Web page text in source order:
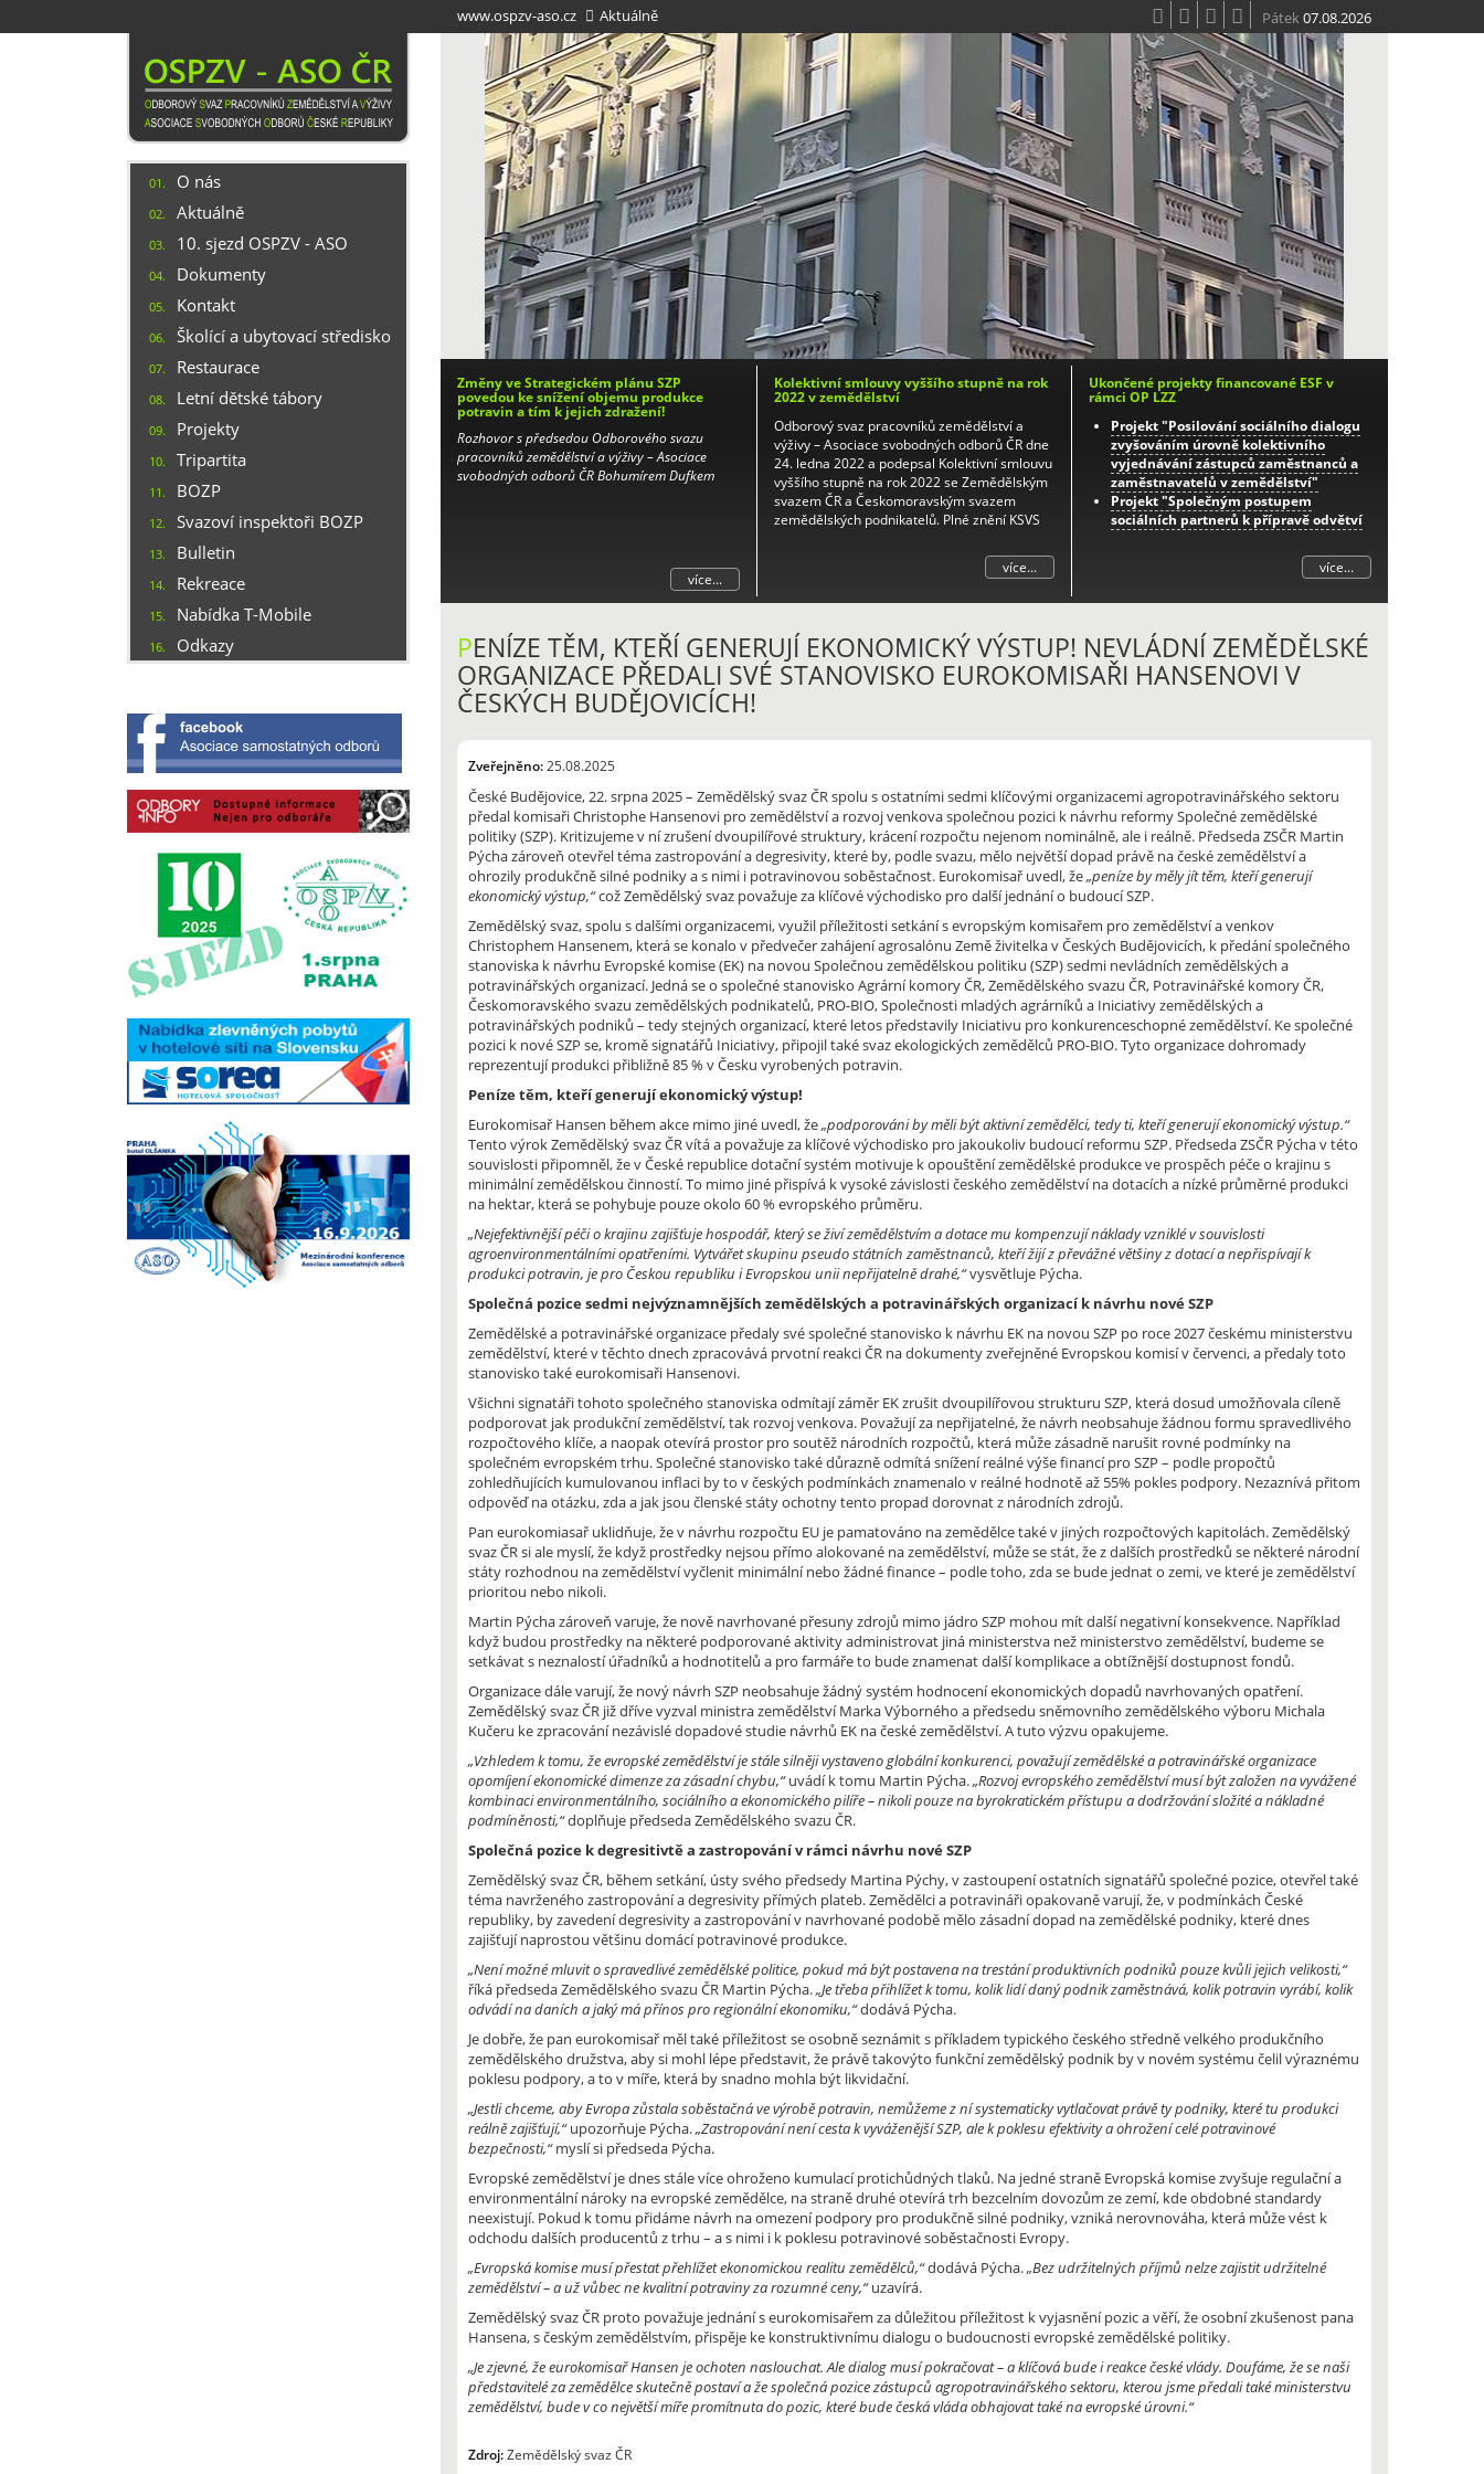
k
www.ospzv-aso.cz Aktuálně Pátek07.08.2026
01. O nás
02. Aktuálně
03. 10. sjezd OSPZV - ASO
04. Dokumenty
05. Kontakt
06. Školící a ubytovací středisko
07. Restaurace
08. Letní dětské tábory
09. Projekty
10. Tripartita
11. BOZP
12. Svazoví inspektoři BOZP
13. Bulletin
14. Rekreace
15. Nabídka T-Mobile
16. Odkazy
Změny ve Strategickém plánu SZP
povedou ke snížení objemu produkce
potravin a tím k jejich zdražení!
Rozhovor s předsedou Odborového svazu
pracovníků zemědělství a výživy – Asociace
svobodných odborů ČR Bohumírem Dufkem
více...
Kolektivní smlouvy vyššího stupně na rok
2022 v zemědělství
Odborový svaz pracovníků zemědělství a
výživy – Asociace svobodných odborů ČR dne
24. ledna 2022 a podepsal Kolektivní smlouvu
vyššího stupně na rok 2022 se Zemědělským
svazem ČR a Českomoravským svazem
zemědělských podnikatelů. Plné znění KSVS
více...
Ukončené projekty financované ESF v
rámci OP LZZ
Projekt "Posilování sociálního dialogu
zvyšováním úrovně kolektivního
vyjednávání zástupců zaměstnanců a
zaměstnavatelů v zemědělství"
Projekt "Společným postupem
sociálních partnerů k přípravě odvětví
Další informace k tomuto projektu
zemědělství do roku 2033
Projekt "Posilování sociálního dialogu
prostřednictvím integrovaného
služeb"
Projekt „Nový občanský zákoník ve
vazbě na zákoník práce a úpravu
pracovněprávních vztahů“
více...
PENÍZE TĚM, KTEŘÍ GENERUJÍ EKONOMICKÝ VÝSTUP! NEVLÁDNÍ ZEMĚDĚLSKÉ
ORGANIZACE PŘEDALI SVÉ STANOVISKO EUROKOMISAŘI HANSENOVI V
ČESKÝCH BUDĚJOVICÍCH!
Zveřejněno:25.08.2025
České Budějovice, 22. srpna 2025 – Zemědělský svaz ČR spolu s ostatními sedmi klíčovými organizacemi agropotravinářského sektoru
předal komisaři Christophe Hansenovi pro zemědělství a rozvoj venkova společnou pozici k návrhu reformy Společné zemědělské
politiky (SZP). Kritizujeme v ní zrušení dvoupilířové struktury, krácení rozpočtu nejenom nominálně, ale i reálně. Předseda ZSČR Martin
Pýcha zároveň otevřel téma zastropování a degresivity, které by, podle svazu, mělo největší dopad právě na české zemědělství a
ohrozily produkčně silné podniky a s nimi i potravinovou soběstačnost. Eurokomisař uvedl, že„peníze by měly jít těm, kteří generují
ekonomický výstup,“což Zemědělský svaz považuje za klíčové východisko pro další jednání o budoucí SZP.
Zemědělský svaz, spolu s dalšími organizacemi, využil příležitosti setkání s evropským komisařem pro zemědělství a venkov
Christophem Hansenem, která se konalo v předvečer zahájení agrosalónu Země živitelka v Českých Budějovicích, k předání společného
stanoviska k návrhu Evropské komise (EK) na novou Společnou zemědělskou politiku (SZP) sedmi nevládních zemědělských a
potravinářských organizací. Jedná se o společné stanovisko Agrární komory ČR, Zemědělského svazu ČR, Potravinářské komory ČR,
Českomoravského svazu zemědělských podnikatelů, PRO-BIO, Společnosti mladých agrárníků a Iniciativy zemědělských a
potravinářských podniků – tedy stejných organizací, které letos představily Iniciativu pro konkurenceschopné zemědělství. Ke společné
pozici k nové SZP se, kromě signatářů Iniciativy, připojil také svaz ekologických zemědělců PRO-BIO. Tyto organizace dohromady
reprezentují produkci přibližně 85 % v Česku vyrobených potravin.
Peníze těm, kteří generují ekonomický výstup!
Eurokomisař Hansen během akce mimo jiné uvedl, že„podporováni by měli být aktivní zemědělci, tedy ti, kteří generují ekonomický výstup.“
Tento výrok Zemědělský svaz ČR vítá a považuje za klíčové východisko pro jakoukoliv budoucí reformu SZP. Předseda ZSČR Pýcha v této
souvislosti připomněl, že v České republice dotační systém motivuje k opouštění zemědělské produkce ve prospěch péče o krajinu s
minimální zemědělskou činností. To mimo jiné přispívá k vysoké závislosti českého zemědělství na dotacích a nízké průměrné produkci
na hektar, která se pohybuje pouze okolo 60 % evropského průměru.
„Nejefektivnější péči o krajinu zajišťuje hospodář, který se živí zemědělstvím a dotace mu kompenzují náklady vzniklé v souvislosti
agroenvironmentálními opatřeními. Vytvářet skupinu pseudo státních zaměstnanců, kteří žijí z převážné většiny z dotací a nepřispívají k
produkci potravin, je pro Českou republiku i Evropskou unii nepřijatelně drahé,“vysvětluje Pýcha.
Společná pozice sedmi nejvýznamnějších zemědělských a potravinářských organizací k návrhu nové SZP
Zemědělské a potravinářské organizace předaly své společné stanovisko k návrhu EK na novou SZP po roce 2027 českému ministerstvu
zemědělství, které v těchto dnech zpracovává prvotní reakci ČR na dokumenty zveřejněné Evropskou komisí v červenci, a předaly toto
stanovisko také eurokomisaři Hansenovi.
Všichni signatáři tohoto společného stanoviska odmítají záměr EK zrušit dvoupilířovou strukturu SZP, která dosud umožňovala cíleně
podporovat jak produkční zemědělství, tak rozvoj venkova. Považují za nepřijatelné, že návrh neobsahuje žádnou formu spravedlivého
rozpočtového klíče, a naopak otevírá prostor pro soutěž národních rozpočtů, která může zásadně narušit rovné podmínky na
společném evropském trhu. Společné stanovisko také důrazně odmítá snížení reálné výše financí pro SZP – podle propočtů
zohledňujících kumulovanou inflaci by to v českých podmínkách znamenalo v reálné hodnotě až 55% pokles podpory. Nezaznívá přitom
odpověď na otázku, zda a jak jsou členské státy ochotny tento propad dorovnat z národních zdrojů.
Pan eurokomiasař uklidňuje, že v návrhu rozpočtu EU je pamatováno na zemědělce také v jiných rozpočtových kapitolách. Zemědělský
svaz ČR si ale myslí, že když prostředky nejsou přímo alokované na zemědělství, může se stát, že z dalších prostředků se některé národní
státy rozhodnou na zemědělství vyčlenit minimální nebo žádné finance – podle toho, zda se bude jednat o zemi, ve které je zemědělství
prioritou nebo nikoli.
Martin Pýcha zároveň varuje, že nově navrhované přesuny zdrojů mimo jádro SZP mohou mít další negativní konsekvence. Například
když budou prostředky na některé podporované aktivity administrovat jiná ministerstva než ministerstvo zemědělství, budeme se
setkávat s neznalostí úřadníků a hodnotitelů a pro farmáře to bude znamenat další komplikace a obtížnější dostupnost fondů.
Organizace dále varují, že nový návrh SZP neobsahuje žádný systém hodnocení ekonomických dopadů navrhovaných opatření.
Zemědělský svaz ČR již dříve vyzval ministra zemědělství Marka Výborného a předsedu sněmovního zemědělského výboru Michala
Kučeru ke zpracování nezávislé dopadové studie návrhů EK na české zemědělství. A tuto výzvu opakujeme.
„Vzhledem k tomu, že evropské zemědělství je stále silněji vystaveno globální konkurenci, považují zemědělské a potravinářské organizace
opomíjení ekonomické dimenze za zásadní chybu,“uvádí k tomu Martin Pýcha.„Rozvoj evropského zemědělství musí být založen na vyvážené
kombinaci environmentálního, sociálního a ekonomického pilíře – nikoli pouze na byrokratickém přístupu a dodržování složité a nákladné
podmíněnosti,“doplňuje předseda Zemědělského svazu ČR.
Společná pozice k degresitivtě a zastropování v rámci návrhu nové SZP
Zemědělský svaz ČR, během setkání, ústy svého předsedy Martina Pýchy, v zastoupení ostatních signatářů společné pozice, otevřel také
téma navrženého zastropování a degresivity přímých plateb. Zemědělci a potravináři opakovaně varují, že, v podmínkách České
republiky, by zavedení degresivity a zastropování v navrhované podobě mělo zásadní dopad na zemědělské podniky, které dnes
zajišťují naprostou většinu domácí potravinové produkce.
„Není možné mluvit o spravedlivé zemědělské politice, pokud má být postavena na trestání produktivních podniků pouze kvůli jejich velikosti,“
říká předseda Zemědělského svazu ČR Martin Pýcha.„Je třeba přihlížet k tomu, kolik lidí daný podnik zaměstnává, kolik potravin vyrábí, kolik
odvádí na daních a jaký má přínos pro regionální ekonomiku,“dodává Pýcha.
Je dobře, že pan eurokomisař měl také příležitost se osobně seznámit s příkladem typického českého středně velkého produkčního
zemědělského družstva, aby si mohl lépe představit, že právě takovýto funkční zemědělský podnik by v novém systému čelil výraznému
poklesu podpory, a to v míře, která by snadno mohla být likvidační.
„Jestli chceme, aby Evropa zůstala soběstačná ve výrobě potravin, nemůžeme z ní systematicky vytlačovat právě ty podniky, které tu produkci
reálně zajišťují,“upozorňuje Pýcha.„Zastropování není cesta k vyváženější SZP, ale k poklesu efektivity a ohrožení celé potravinové
bezpečnosti,“myslí si předseda Pýcha.
Evropské zemědělství je dnes stále více ohroženo kumulací protichůdných tlaků. Na jedné straně Evropská komise zvyšuje regulační a
environmentální nároky na evropské zemědělce, na straně druhé otevírá trh bezcelním dovozům ze zemí, kde obdobné standardy
neexistují. Pokud k tomu přidáme návrh na omezení podpory pro produkčně silné podniky, vzniká nerovnováha, která může vést k
odchodu dalších producentů z trhu – a s nimi i k poklesu potravinové soběstačnosti Evropy.
„Evropská komise musí přestat přehlížet ekonomickou realitu zemědělců,“dodává Pýcha.„Bez udržitelných příjmů nelze zajistit udržitelné
zemědělství – a už vůbec ne kvalitní potraviny za rozumné ceny,“uzavírá.
Zemědělský svaz ČR proto považuje jednání s eurokomisařem za důležitou příležitost k vyjasnění pozic a věří, že osobní zkušenost pana
Hansena, s českým zemědělstvím, přispěje ke konstruktivnímu dialogu o budoucnosti evropské zemědělské politiky.
„Je zjevné, že eurokomisař Hansen je ochoten naslouchat. Ale dialog musí pokračovat – a klíčová bude i reakce české vlády. Doufáme, že se naši
představitelé za zemědělce skutečně postaví a že společná pozice zástupců agropotravinářského sektoru, kterou jsme předali také ministerstvu
zemědělství, bude v co největší míře promítnuta do pozic, které bude česká vláda obhajovat také na evropské úrovni.“
Zdroj:Zemědělský svaz ČR